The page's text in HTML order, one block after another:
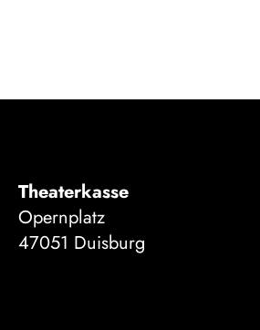
Theaterkasse
Opernplatz
47051 Duisburg